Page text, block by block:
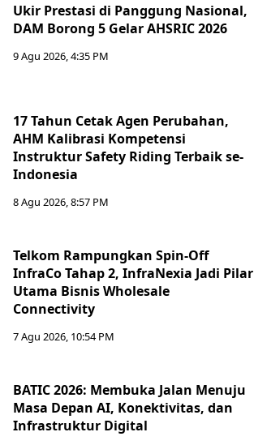
Ukir Prestasi di Panggung Nasional,
DAM Borong 5 Gelar AHSRIC 2026
9 Agu 2026, 4:35 PM
17 Tahun Cetak Agen Perubahan,
AHM Kalibrasi Kompetensi
Instruktur Safety Riding Terbaik se-
Indonesia
8 Agu 2026, 8:57 PM
Telkom Rampungkan Spin-Off
InfraCo Tahap 2, InfraNexia Jadi Pilar
Utama Bisnis Wholesale
Connectivity
7 Agu 2026, 10:54 PM
BATIC 2026: Membuka Jalan Menuju
Masa Depan AI, Konektivitas, dan
Infrastruktur Digital